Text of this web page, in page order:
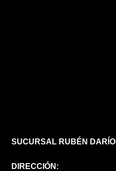
SUCURSAL RUBÉN DARÍO
DIRECCIÓN: